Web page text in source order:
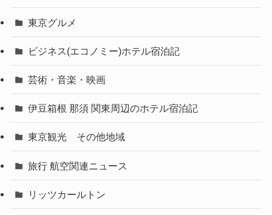
東京グルメ
ビジネス(エコノミー)ホテル宿泊記
芸術・音楽・映画
伊豆箱根 那須 関東周辺のホテル宿泊記
東京観光 その他地域
旅行 航空関連ニュース
リッツカールトン